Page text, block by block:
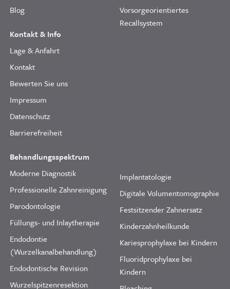
Blog
Kontakt & Info
Lage & Anfahrt
Kontakt
Bewerten Sie uns
Impressum
Datenschutz
Barrierefreiheit
Vorsorgeorientiertes
Recallsystem
Behandlungsspektrum
Moderne Diagnostik
Professionelle Zahnreinigung
Parodontologie
Füllungs- und Inlaytherapie
Endodontie
(Wurzelkanalbehandlung)
Endodontische Revision
Wurzelspitzenresektion
Implantatologie
Digitale Volumentomographie
Festsitzender Zahnersatz
Kinderzahnheilkunde
Kariesprophylaxe bei Kindern
Fluoridprophylaxe bei
Kindern